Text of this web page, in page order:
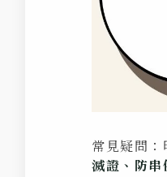
常見疑問
滅證、防串